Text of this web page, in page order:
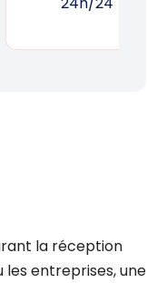
la réception
les entreprises, une